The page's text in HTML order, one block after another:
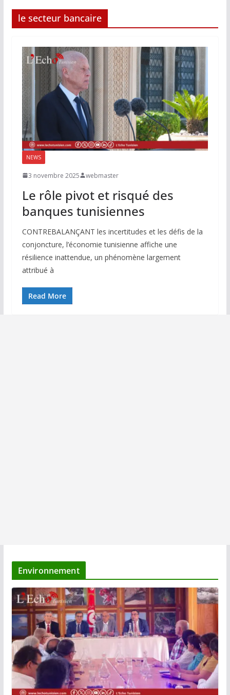
le secteur bancaire
NEWS
3 novembre 2025 webmaster
Le rôle pivot et risqué des
banques tunisiennes
CONTREBALANÇANT les incertitudes et les défis de la
conjoncture, l’économie tunisienne affiche une
résilience inattendue, un phénomène largement
attribué à
Read More
Environnement